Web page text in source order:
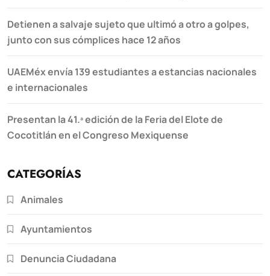
Detienen a salvaje sujeto que ultimó a otro a golpes,
junto con sus cómplices hace 12 años
UAEMéx envía 139 estudiantes a estancias nacionales
e internacionales
Presentan la 41.ª edición de la Feria del Elote de
Cocotitlán en el Congreso Mexiquense
CATEGORÍAS
Animales
Ayuntamientos
Denuncia Ciudadana